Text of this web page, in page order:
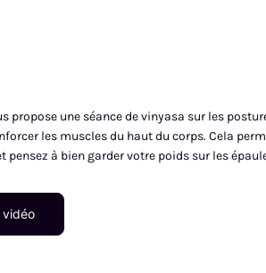
propose une séance de vinyasa sur les
les muscles du haut du corps. Cela
pensez à bien garder votre poids sur les